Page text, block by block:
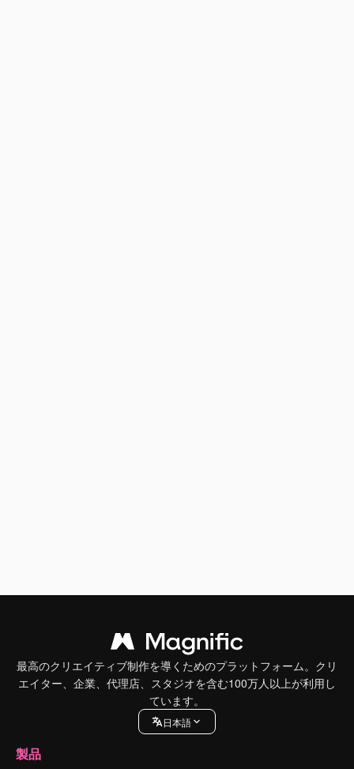
最高のクリエイティブ制作を導くためのプラットフォーム。クリ
エイター、企業、代理店、スタジオを含む100万人以上が利用し
ています。
日本語
製品